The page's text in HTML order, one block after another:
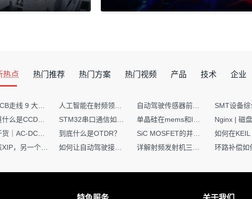
热点 热门推荐 热门方案 热门视频 产品 技术 企业
到底什么是OTDR？